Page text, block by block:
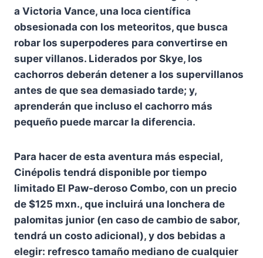
a Victoria Vance, una loca científica
obsesionada con los meteoritos, que busca
robar los superpoderes para convertirse en
super villanos. Liderados por Skye, los
cachorros deberán detener a los supervillanos
antes de que sea demasiado tarde; y,
aprenderán que incluso el cachorro más
pequeño puede marcar la diferencia.
Para hacer de esta aventura más especial,
Cinépolis tendrá disponible por tiempo
limitado El Paw-deroso Combo, con un precio
de $125 mxn., que incluirá una lonchera de
palomitas junior (en caso de cambio de sabor,
tendrá un costo adicional), y dos bebidas a
elegir: refresco tamaño mediano de cualquier